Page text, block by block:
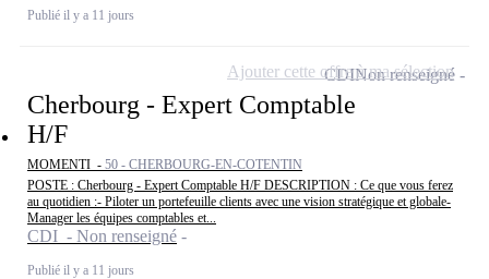
Publié il y a 11 jours
Cherbourg - Expert Comptable
H/F
MOMENTI - 50 - CHERBOURG-EN-COTENTIN
POSTE : Cherbourg - Expert Comptable H/F DESCRIPTION : Ce que vous ferez
au quotidien :- Piloter un portefeuille clients avec une vision stratégique et globale-
Manager les équipes comptables et...
CDI - Non renseigné
Publié il y a 11 jours
CDINon renseigné
Ajouter cette offre à ma sélection